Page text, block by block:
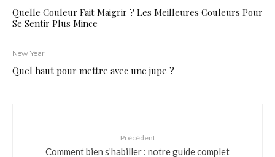
Quelle Couleur Fait Maigrir ? Les Meilleures Couleurs Pour
Se Sentir Plus Mince
New Year
Quel haut pour mettre avec une jupe ?
Précédent
Comment bien s’habiller : notre guide complet